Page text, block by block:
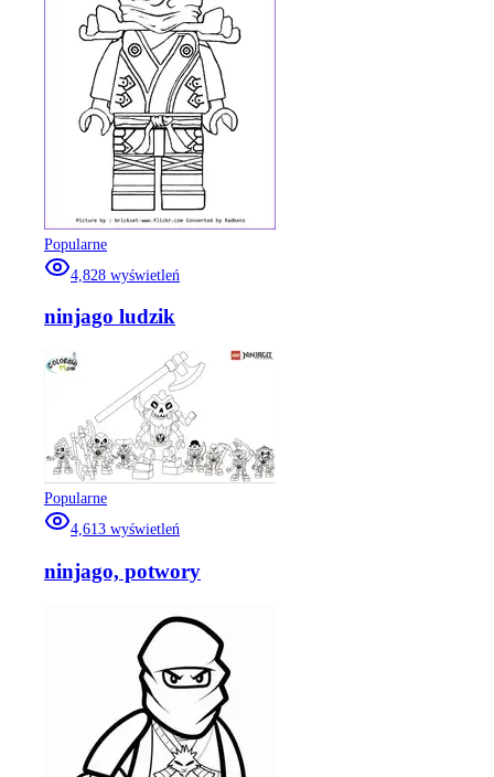
Popularne
4,828 wyświetleń
ninjago ludzik
Popularne
4,613 wyświetleń
ninjago, potwory